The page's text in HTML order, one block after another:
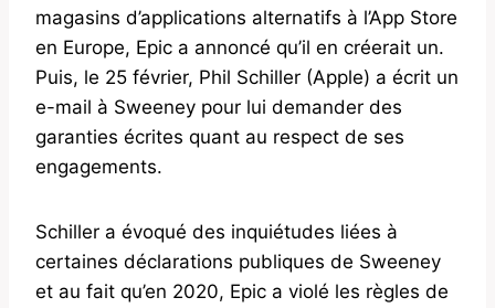
magasins d’applications alternatifs à l’App Store
en Europe, Epic a annoncé qu’il en créerait un.
Puis, le 25 février, Phil Schiller (Apple) a écrit un
e-mail à Sweeney pour lui demander des
garanties écrites quant au respect de ses
engagements.
Schiller a évoqué des inquiétudes liées à
certaines déclarations publiques de Sweeney
et au fait qu’en 2020, Epic a violé les règles de